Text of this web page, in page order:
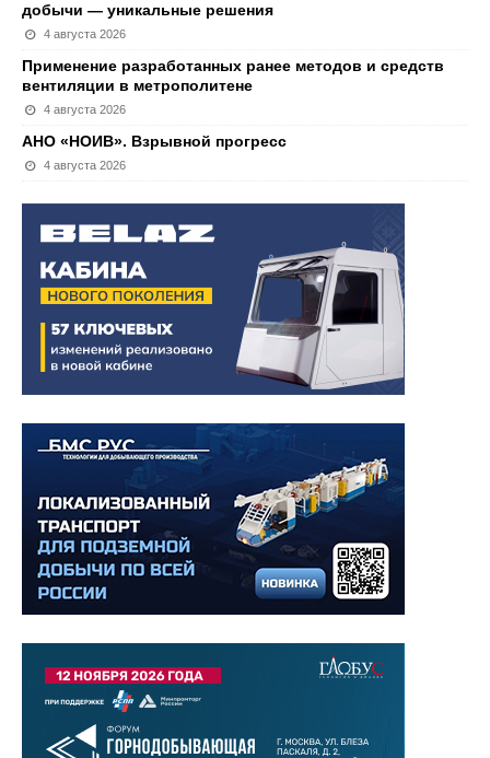
добычи — уникальные решения
4 августа 2026
Применение разработанных ранее методов и средств
вентиляции в метрополитене
4 августа 2026
АНО «НОИВ». Взрывной прогресс
4 августа 2026